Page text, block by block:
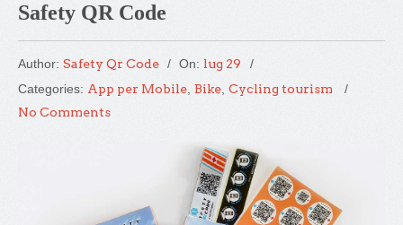
Safety QR Code
Author: Safety Qr Code On: lug 29
Categories: App per Mobile Bike Cycling tourism
No Comments